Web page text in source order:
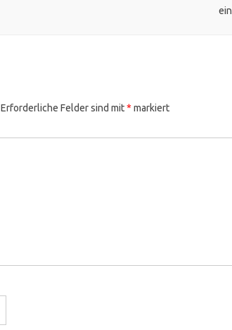
ein
Erforderliche Felder sind mit* markiert